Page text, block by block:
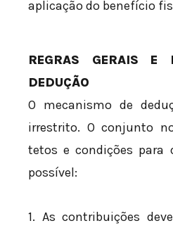
aplicação do benefício
REGRAS GERAIS E
DEDUÇÃO
O mecanismo de
irrestrito. O conjunto
tetos e condições para
possível:
1. As contribuições